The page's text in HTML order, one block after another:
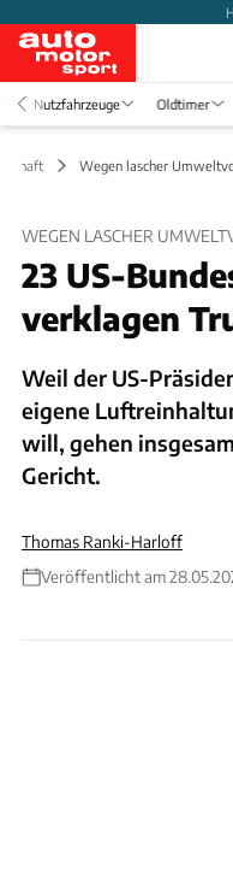
Nutzfahrzeuge Oldtimer
Wegen lascher
WEGEN LASCHER
23 US-
verklagen
Weil der US-
eigene
will, gehen
Gericht.
Thomas Ranki-Harloff
Veröffentlicht am